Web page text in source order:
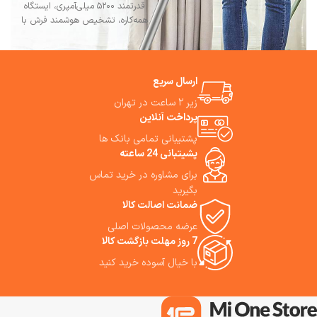
نمایش بیشتر
سریع و عمیق اهمیت می‌دهند.
Mova K30 Wet Dry Vacuum
Cleaner سیستم خودتمیزشونده،
تشخیص هوشمند کثیفی و وزن
برای نظافت سطوح سخت محسوب
می‌شود. اگر به‌دنبال یک جارو
شارژی حرفه‌ای برای تمیزکاری روزمره،
موی حیوانات خانگی و شست‌وشوی
هم‌زمان کف هستید، ما استفاده از
این جاروشارژی را به شما پیشنهاد
می‌کنیم.
قدرتمند ۵۲۰۰ میلی‌آمپری، ایستگاه
همه‌کاره، تشخیص هوشمند فرش با
امواج اولتراسونیک،فناوری ناوبری
LDS است. بهترین مشورت وخرید
ارسال سریع
زیر ۲ ساعت در تهران
پرداخت آنلاین
پشتیبانی تمامی بانک ها
پشیتبانی 24 ساعته
برای مشاوره در خرید تماس
بگیرید
ضمانت اصالت کالا
عرضه محصولات اصلی
7 روز مهلت بازگشت کالا
با خیال آسوده خرید کنید